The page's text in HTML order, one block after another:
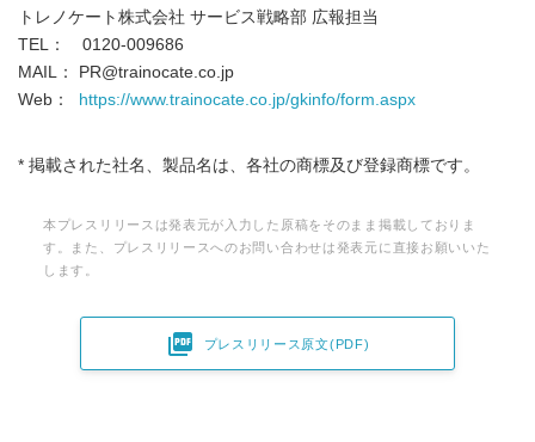
トレノケート株式会社 サービス戦略部 広報担当
TEL： 0120-009686
MAIL： PR@trainocate.co.jp
Web：
https://www.trainocate.co.jp/gkinfo/form.aspx
* 掲載された社名、製品名は、各社の商標及び登録商標です。
本プレスリリースは発表元が入力した原稿をそのまま掲載しておりま
す。また、プレスリリースへのお問い合わせは発表元に直接お願いいた
します。
 プレスリリース原文(PDF)